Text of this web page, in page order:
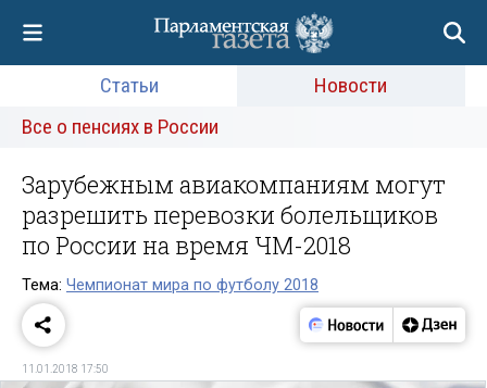
Статьи
Новости
Все о пенсиях в России
Зарубежным авиакомпаниям могут
разрешить перевозки болельщиков
по России на время ЧМ-2018
Тема: Чемпионат мира по футболу 2018
11.01.2018 17:50